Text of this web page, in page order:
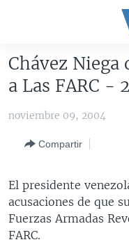
accesibilidad
contenido
Salte
principal
Salte
búsqueda
AMÉRICA DEL NORTE
HAITÍ
ELECCIONES EEUU
VOTO DIVIDIDO
VOA VERIFICA
VOA VERIFICA
VOA VERIFICA
AMÉRICA LATINA
BOLIVIA
COLOMBIA
CENTROAMÉRICA
COSTA RICA
OTRAS SECCIONES
Chávez Niega
a Las FARC -
noviembre 09, 2004
Compartir
El presidente
acusaciones de que
Fuerzas Armadas
FARC.